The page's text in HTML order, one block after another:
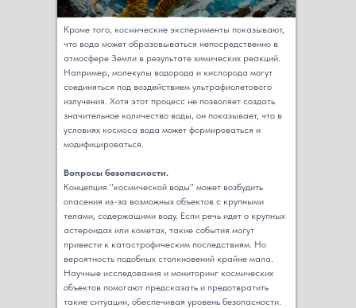
Кроме того, космические эксперименты показывают,
что вода может образовываться непосредственно в
атмосфере Земли в результате химических реакций.
Например, молекулы водорода и кислорода могут
соединяться под воздействием ультрафиолетового
излучения. Хотя этот процесс не позволяет создать
значительное количество воды, он показывает, что в
условиях космоса вода может формироваться и
модифицироваться.
Вопросы безопасности.
Концепция "космической воды" может возбудить
опасения из-за возможных объектов с крупными
телами, содержащими воду. Если речь идет о крупных
астероидах или кометах, такие события могут
привести к катастрофическим последствиям. Но
вероятность подобных столкновений крайне мала.
Научные исследования и мониторинг космических
объектов помогают предсказать и предотвратить
такие ситуации, обеспечивая уровень безопасности.